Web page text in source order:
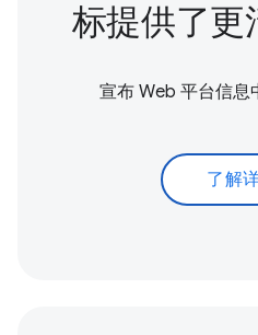
标提供了更
宣布 Web 平台信息
了解